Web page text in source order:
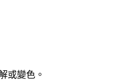
或變色。